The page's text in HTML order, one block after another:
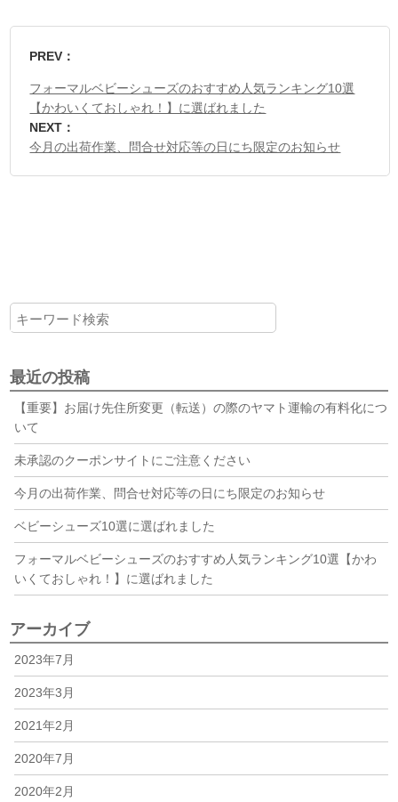
PREV：
フォーマルベビーシューズのおすすめ人気ランキング10選
【かわいくておしゃれ！】に選ばれました
NEXT：
今月の出荷作業、問合せ対応等の日にち限定のお知らせ
最近の投稿
【重要】お届け先住所変更（転送）の際のヤマト運輸の有料化につ
いて
未承認のクーポンサイトにご注意ください
今月の出荷作業、問合せ対応等の日にち限定のお知らせ
ベビーシューズ10選に選ばれました
フォーマルベビーシューズのおすすめ人気ランキング10選【かわ
いくておしゃれ！】に選ばれました
アーカイブ
2023年7月
2023年3月
2021年2月
2020年7月
2020年2月